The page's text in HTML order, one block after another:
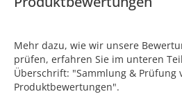
Mehr dazu, wie wir unsere
prüfen, erfahren Sie im unteren
Überschrift: "Sammlung & Prüfung
Produktbewertungen".